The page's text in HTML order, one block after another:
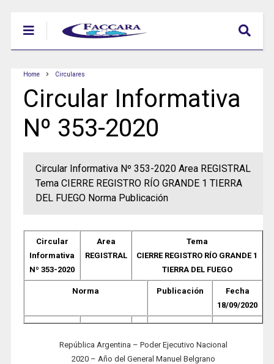
Home Circulares
Circular Informativa
Nº 353-2020
Circular Informativa Nº 353-2020 Area REGISTRAL
Tema CIERRE REGISTRO RÍO GRANDE 1 TIERRA
DEL FUEGO Norma Publicación
Circular
Informativa
Nº 353-2020
Area
REGISTRAL
Tema
CIERRE REGISTRO RÍO GRANDE 1
TIERRA DEL FUEGO
Norma Publicación
Fecha
18/09/2020
República Argentina – Poder Ejecutivo Nacional
2020 – Año del General Manuel Belgrano